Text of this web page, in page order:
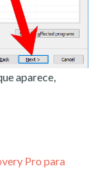
aparece,
Pro para